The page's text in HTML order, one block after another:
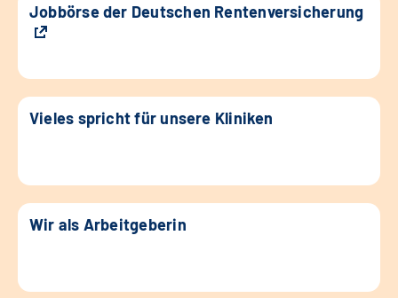
Jobbörse der Deutschen Rentenversicherung
Vieles spricht für unsere Kliniken
Wir als Arbeitgeberin